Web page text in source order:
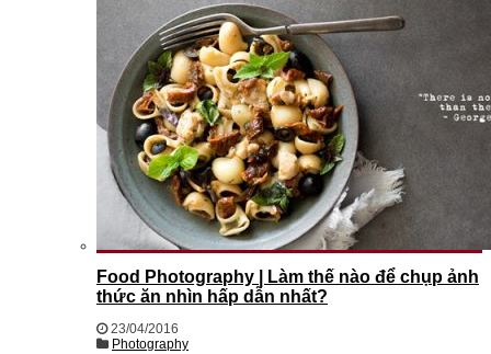
Food Photography | Làm thế nào để chụp ảnh
thức ăn nhìn hấp dẫn nhất?
23/04/2016
Photography